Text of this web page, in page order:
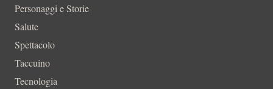
Personaggi e Storie
Salute
Spettacolo
Taccuino
Tecnologia